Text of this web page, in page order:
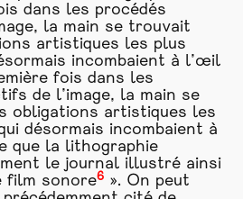
dans les procédés
la main se trouvait
artistiques les plus
incombaient à l’œil
fois dans les
de l’image, la main se
obligations artistiques les
désormais incombaient à
que la lithographie
le journal illustré ainsi
film sonore6». On peut